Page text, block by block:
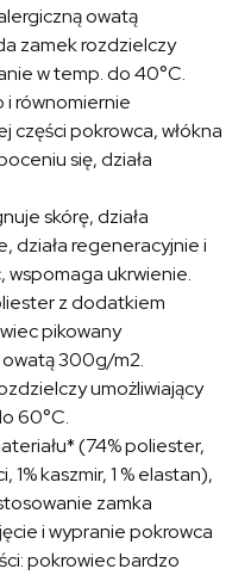
owatą
zamek rozdzielczy
w temp. do 40°C.
i równomiernie
części pokrowca, włókna
się, działa
skórę, działa
działa regeneracyjnie i
wspomaga ukrwienie.
z dodatkiem
pikowany
300g/m2.
umożliwiający
60°C.
(74% poliester,
1% kaszmir, 1 % elastan),
zamka
i wypranie pokrowca
pokrowiec bardzo